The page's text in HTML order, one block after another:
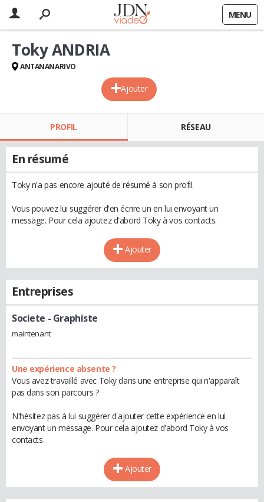
MENU
Ajouter
Toky ANDRIA
ANTANANARIVO
PROFIL RÉSEAU
En résumé
Toky n'a pas encore ajouté de résumé à son profil.
Vous pouvez lui suggérer d'en écrire un en lui envoyant un
message. Pour cela ajoutez d'abord Toky à vos contacts.
Ajouter
Entreprises
Societe - Graphiste
maintenant
Une expérience absente ?
Vous avez travaillé avec Toky dans une entreprise qui n'apparaît
pas dans son parcours ?
N'hésitez pas à lui suggérer d'ajouter cette expérience en lui
envoyant un message. Pour cela ajoutez d'abord Toky à vos
contacts.
Ajouter